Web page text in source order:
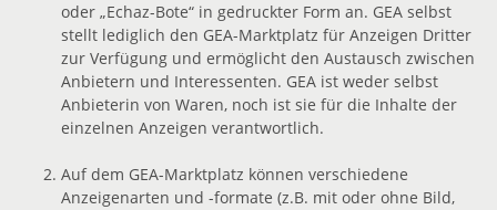
oder „Echaz-Bote“ in gedruckter Form an. GEA selbst
stellt lediglich den GEA-Marktplatz für Anzeigen Dritter
zur Verfügung und ermöglicht den Austausch zwischen
Anbietern und Interessenten. GEA ist weder selbst
Anbieterin von Waren, noch ist sie für die Inhalte der
einzelnen Anzeigen verantwortlich.
Auf dem GEA-Marktplatz können verschiedene
Anzeigenarten und -formate (z.B. mit oder ohne Bild,